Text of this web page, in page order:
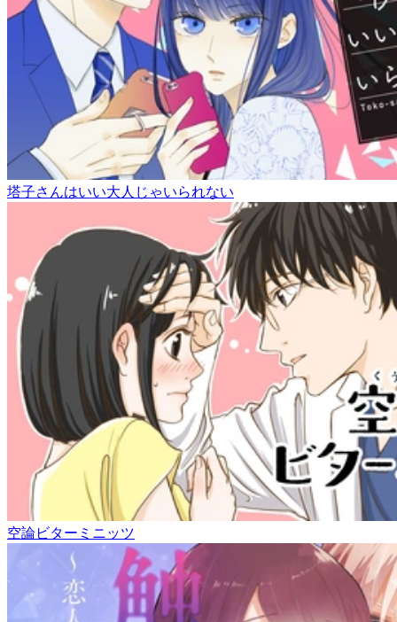
塔子さんはいい大人じゃいられない
空論ビターミニッツ